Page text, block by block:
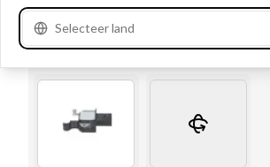
Selecteer land